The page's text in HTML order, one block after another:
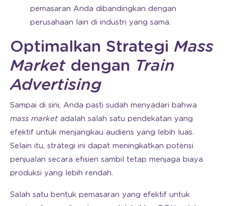
pemasaran Anda dibandingkan dengan
perusahaan lain di industri yang sama.
Optimalkan Strategi Mass
Marketdengan Train
Advertising
Sampai di sini, Anda pasti sudah menyadari bahwa
mass marketadalah salah satu pendekatan yang
efektif untuk menjangkau audiens yang lebih luas.
Selain itu, strategi ini dapat meningkatkan potensi
penjualan secara efisien sambil tetap menjaga biaya
produksi yang lebih rendah.
Salah satu bentuk pemasaran yang efektif untuk